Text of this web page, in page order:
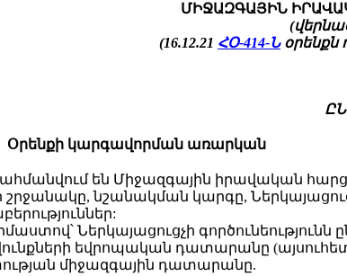
ՄԻՋԱԶԳԱՅԻՆ
(16.12.21 ՀՕ-414-Նօրենքն
Օրենքի կարգավորման առարկան
են Միջազգային իրավական
շրջանակը, նշանակման կարգը,
Ներկայացուցչի գործունեությունն
եվրոպական դատարանը
միջազգային դատարանը.